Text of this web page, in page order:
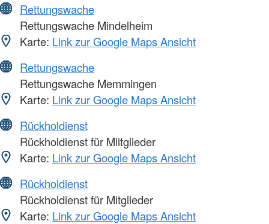
Rettungswache
Rettungswache Mindelheim
Karte: Link zur Google Maps Ansicht
Rettungswache
Rettungswache Memmingen
Karte: Link zur Google Maps Ansicht
Rückholdienst
Rückholdienst für Miitglieder
Karte: Link zur Google Maps Ansicht
Rückholdienst
Rückholdienst für Mitglieder
Karte: Link zur Google Maps Ansicht